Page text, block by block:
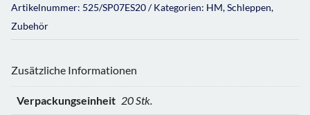
Artikelnummer: 525/SP07ES20 Kategorien: HM,Schleppen,
Zubehör
Zusätzliche Informationen
Verpackungseinheit 20 Stk.